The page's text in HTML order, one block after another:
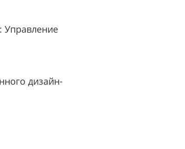
Управление
дизайн-